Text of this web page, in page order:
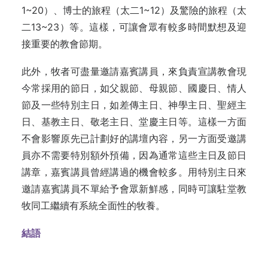
1~20）、博士的旅程（太二1~12）及驚險的旅程（太
二13~23）等。這樣，可讓會眾有較多時間默想及迎
接重要的教會節期。
此外，牧者可盡量邀請嘉賓講員，來負責宣講教會現
今常採用的節日，如父親節、母親節、國慶日、情人
節及一些特別主日，如差傳主日、神學主日、聖經主
日、基教主日、敬老主日、堂慶主日等。這樣一方面
不會影響原先已計劃好的講壇內容，另一方面受邀講
員亦不需要特別額外預備，因為通常這些主日及節日
講章，嘉賓講員曾經講過的機會較多。用特別主日來
邀請嘉賓講員不單給予會眾新鮮感，同時可讓駐堂教
牧同工繼續有系統全面性的牧養。
結語